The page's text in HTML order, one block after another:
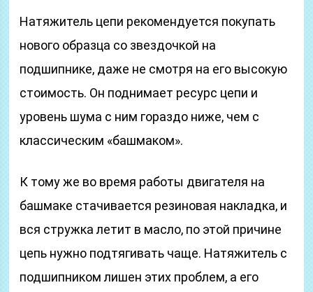
Натяжитель цепи рекомендуется покупать
нового образца со звездочкой на
подшипнике, даже не смотря на его высокую
стоимость. Он поднимает ресурс цепи и
уровень шума с ним гораздо ниже, чем с
классическим «башмаком».
К тому же во время работы двигателя на
башмаке стачивается резиновая накладка, и
вся стружка летит в масло, по этой причине
цепь нужно подтягивать чаще. Натяжитель с
подшипником лишен этих проблем, а его